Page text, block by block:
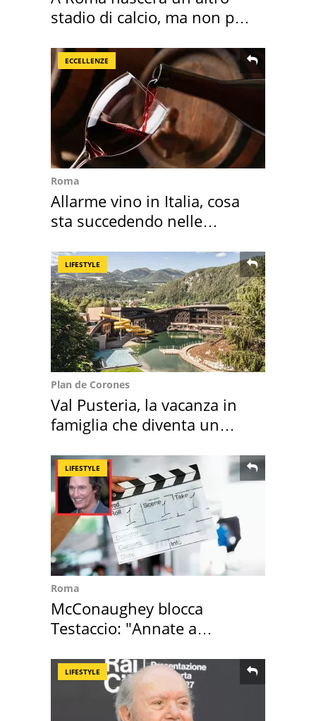
stadio di calcio, ma non per
ECCELLENZE
Roma
Allarme vino in Italia, cosa
sta succedendo nelle
LIFESTYLE
Plan de Corones
Val Pusteria, la vacanza in
famiglia che diventa un
LIFESTYLE
Roma
McConaughey blocca
Testaccio: "Annate a
LIFESTYLE